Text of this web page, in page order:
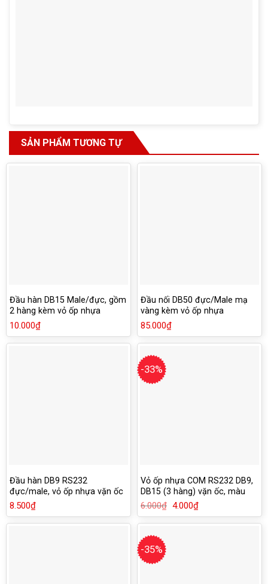
SẢN PHẨM TƯƠNG TỰ
Đầu hàn DB15 Male/đực, gồm
2 hàng kèm vỏ ốp nhựa
10.000₫
Đầu nối DB50 đực/Male mạ
vàng kèm vỏ ốp nhựa
85.000₫
Đầu hàn DB9 RS232
đực/male, vỏ ốp nhựa vặn ốc
giá rẻ
8.500₫
-33%
Vỏ ốp nhựa COM RS232 DB9,
DB15 (3 hàng) vặn ốc, màu
xám
6.000₫ Giá
là:
4.000₫Giá
hiện
tại
-35%